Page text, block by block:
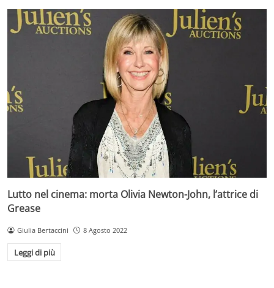
Lutto nel cinema: morta Olivia Newton-John, l’attrice di
Grease
Giulia Bertaccini 8 Agosto 2022
Leggi di più